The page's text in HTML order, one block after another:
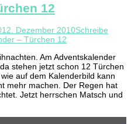
12
12. Dezember 2010Schreibe
– Türchen 12
Am Adventskalender
stehen jetzt schon 12 Türchen
auf dem Kalenderbild kann
mehr machen. Der Regen hat
Jetzt herrschen Matsch und